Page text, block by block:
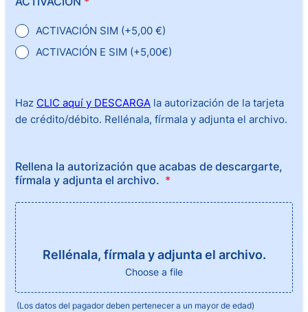
ACTIVACIÓN SIM (+5,00 €)
ACTIVACIÓN E SIM (+5,00€)
Haz CLIC aquí y DESCARGA la autorización de la tarjeta
de crédito/débito. Rellénala, fírmala y adjunta el archivo.
Rellena la autorización que acabas de descargarte,
fírmala y adjunta el archivo. *
Rellénala, fírmala y adjunta el archivo.
Choose a file
(Los datos del pagador deben pertenecer a un mayor de edad)